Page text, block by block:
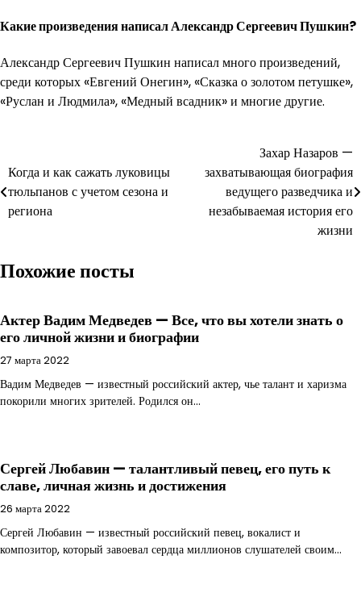
Какие произведения написал Александр Сергеевич Пушкин?
Александр Сергеевич Пушкин написал много произведений,
среди которых «Евгений Онегин», «Сказка о золотом петушке»,
«Руслан и Людмила», «Медный всадник» и многие другие.
по
записям
Когда и как сажать луковицы
тюльпанов с учетом сезона и
региона
Захар Назаров —
захватывающая биография
ведущего разведчика и
незабываемая история его
жизни
Похожие посты
Актер Вадим Медведев — Все, что вы хотели знать о
его личной жизни и биографии
27 марта 2022
Вадим Медведев — известный российский актер, чье талант и харизма
покорили многих зрителей. Родился он…
Сергей Любавин — талантливый певец, его путь к
славе, личная жизнь и достижения
26 марта 2022
Сергей Любавин — известный российский певец, вокалист и
композитор, который завоевал сердца миллионов слушателей своим…